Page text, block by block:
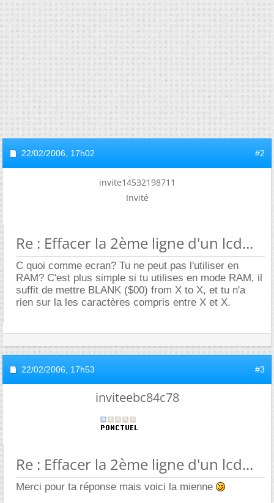
22/02/2006, 17h02 #2
invite14532198711
Invité
Re : Effacer la 2ème ligne d'un lcd...
C quoi comme ecran? Tu ne peut pas l'utiliser en
RAM? C'est plus simple si tu utilises en mode RAM, il
suffit de mettre BLANK ($00) from X to X, et tu n'a
rien sur la les caractères compris entre X et X.
22/02/2006, 17h53 #3
inviteebc84c78
Re : Effacer la 2ème ligne d'un lcd...
Merci pour ta réponse mais voici la mienne